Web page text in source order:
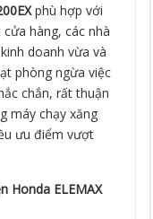
phù hợp với
hàng, các nhà
doanh vừa và
phòng ngừa việc
chắn, rất thuận
máy chạy xăng
ưu điểm vượt
Honda ELEMAX